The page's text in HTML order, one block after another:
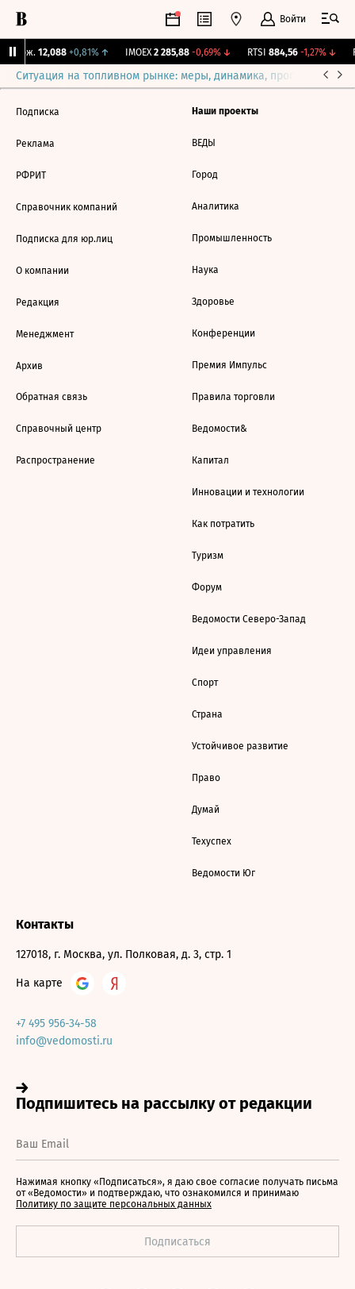
Войти
Бирж. 12,088 +0,81%↑ IMOEX 2 285,88 -0,69%↓ RTSI 884,56 -1,27%↓
Ситуация на топливном рынке: меры, динамика, прогнозы
Подписка
Реклама
РФРИТ
Справочник компаний
Подписка для юр.лиц
О компании
Редакция
Менеджмент
Архив
Обратная связь
Справочный центр
Распространение
Наши проекты
ВЕДЫ
Город
Аналитика
Промышленность
Наука
Здоровье
Конференции
Премия Импульс
Правила торговли
Ведомости&
Капитал
Инновации и технологии
Как потратить
Туризм
Форум
Ведомости Северо-Запад
Идеи управления
Спорт
Страна
Устойчивое развитие
Право
Думай
Техуспех
Ведомости Юг
Контакты
127018, г. Москва, ул. Полковая, д. 3, стр. 1
На карте
+7 495 956-34-58
info@vedomosti.ru
Нажимая кнопку «Подписаться», я даю свое согласие получать письма
от «Ведомости» и подтверждаю, что ознакомился и принимаю
Политику по защите персональных данных